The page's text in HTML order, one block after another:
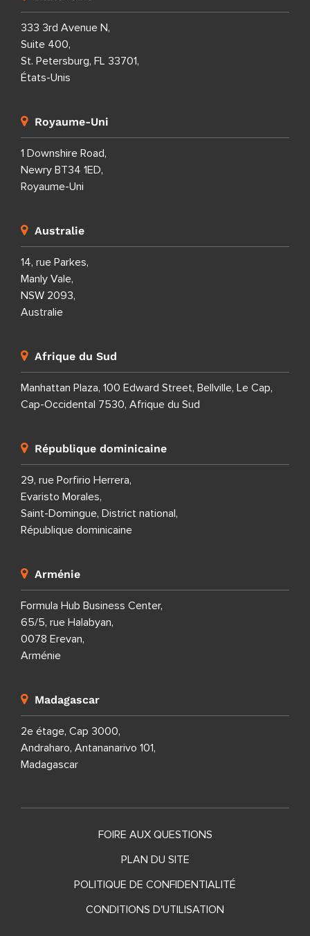
333 3rd Avenue N,
Suite 400,
St. Petersburg, FL 33701,
États-Unis
Royaume-Uni
1 Downshire Road,
Newry BT34 1ED,
Royaume-Uni
Australie
14, rue Parkes,
Manly Vale,
NSW 2093,
Australie
Afrique du Sud
Manhattan Plaza, 100 Edward Street, Bellville, Le Cap,
Cap-Occidental 7530, Afrique du Sud
République dominicaine
29, rue Porfirio Herrera,
Evaristo Morales,
Saint-Domingue, District national,
République dominicaine
Arménie
Formula Hub Business Center,
65/5, rue Halabyan,
0078 Erevan,
Arménie
Madagascar
2e étage, Cap 3000,
Andraharo, Antananarivo 101,
Madagascar
FOIRE AUX QUESTIONS
PLAN DU SITE
POLITIQUE DE CONFIDENTIALITÉ
CONDITIONS D'UTILISATION